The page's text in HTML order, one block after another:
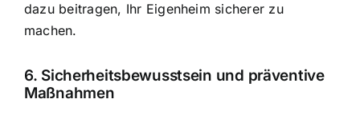
dazu beitragen, Ihr Eigenheim sicherer zu
machen.
6. Sicherheitsbewusstsein und präventive
Maßnahmen